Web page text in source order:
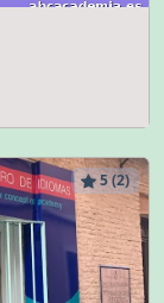
5 (2)